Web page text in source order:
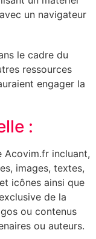
un navigateur
le cadre du
ressources
engager la
:
Acovim.fr incluant,
images, textes,
icônes ainsi que
de la
ou contenus
ou auteurs.